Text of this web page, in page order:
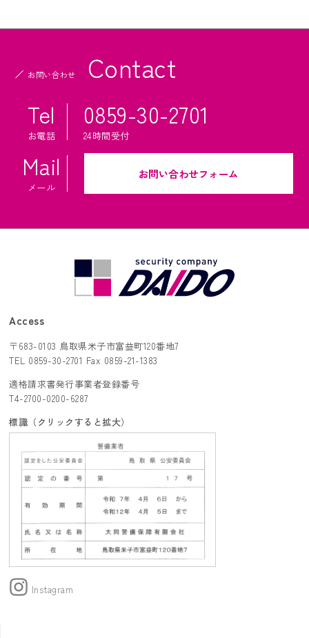
法人のお客様
オフィスセキュリティ
交通誘導・イベント警備・施設警備等
消防設備設計・施工・点検
屋外看板点検
AEDレンタルサービス
特定商取引法に基づく表記
採用情報
トピックス
お問い合わせ
ONLINE SHOP
お問い合わせ Contact
Tel
お電話
0859-30-2701
24時間受付
Mail
メール
お問い合わせフォーム
Access
〒683-0103 鳥取県米子市富益町120番地7
TEL 0859-30-2701 Fax 0859-21-1383
適格請求書発行事業者登録番号
T4-2700-0200-6287
標識（クリックすると拡大）
Instagram